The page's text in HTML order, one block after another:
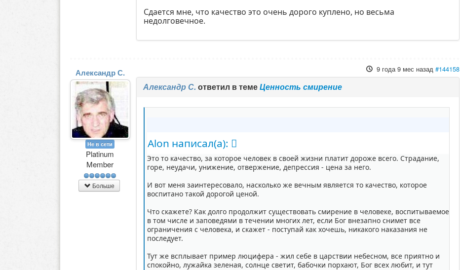
Сдается мне, что качество это очень дорого куплено, но весьма
недолговечное.
Александр С.
Не в сети
Platinum
Member
Больше
9 года 9 мес назад #144158
Александр С. ответил в темеЦенность смирение
Alon написал(а):
Это то качество, за которое человек в своей жизни платит дороже всего. Страдание,
горе, неудачи, унижение, отвержение, депрессия - цена за него.
И вот меня заинтересовало, насколько же вечным является то качество, которое
воспитано такой дорогой ценой.
Что скажете? Как долго продолжит существовать смирение в человеке, воспитываемое
в том числе и заповедями в течении многих лет, если Бог внезапно снимет все
ограничения с человека, и скажет - поступай как хочешь, никакого наказания не
последует.
Тут же всплывает пример люцифера - жил себе в царствии небесном, все приятно и
спокойно, лужайка зеленая, солнце светит, бабочки порхают, Бог всех любит, и тут